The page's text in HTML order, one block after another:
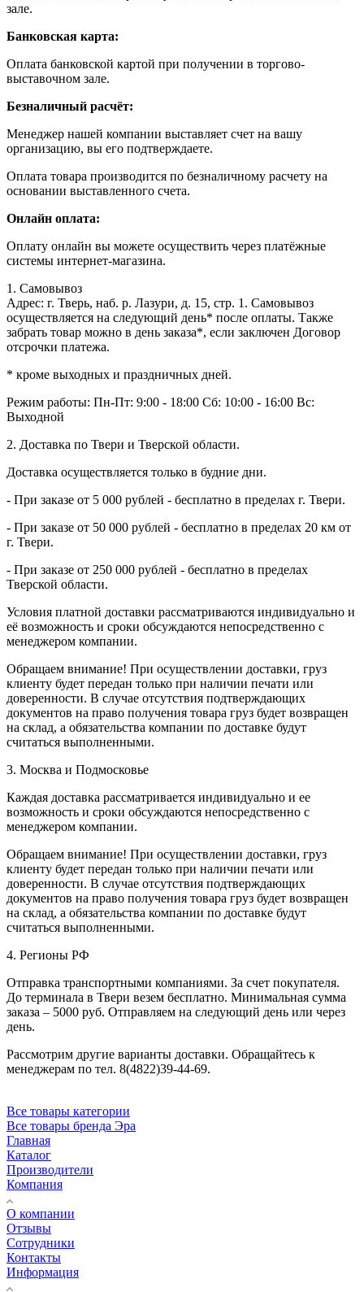
зале.
Банковская карта:
Оплата банковской картой при получении в торгово-
выставочном зале.
Безналичный расчёт:
Менеджер нашей компании выставляет счет на вашу
организацию, вы его подтверждаете.
Оплата товара производится по безналичному расчету на
основании выставленного счета.
Онлайн оплата:
Оплату онлайн вы можете осуществить через платёжные
системы интернет-магазина.
1. Самовывоз
Адрес: г. Тверь, наб. р. Лазури, д. 15, стр. 1. Самовывоз
осуществляется на следующий день* после оплаты. Также
забрать товар можно в день заказа*, если заключен Договор
отсрочки платежа.
* кроме выходных и праздничных дней.
Режим работы: Пн-Пт: 9:00 - 18:00 Сб: 10:00 - 16:00 Вс:
Выходной
2. Доставка по Твери и Тверской области.
Доставка осуществляется только в будние дни.
- При заказе от 5 000 рублей - бесплатно в пределах г. Твери.
- При заказе от 50 000 рублей - бесплатно в пределах 20 км от
г. Твери.
- При заказе от 250 000 рублей - бесплатно в пределах
Тверской области.
Условия платной доставки рассматриваются индивидуально и
её возможность и сроки обсуждаются непосредственно с
менеджером компании.
Обращаем внимание! При осуществлении доставки, груз
клиенту будет передан только при наличии печати или
доверенности. В случае отсутствия подтверждающих
документов на право получения товара груз будет возвращен
на склад, а обязательства компании по доставке будут
считаться выполненными.
3. Москва и Подмосковье
Каждая доставка рассматривается индивидуально и ее
возможность и сроки обсуждаются непосредственно с
менеджером компании.
Обращаем внимание! При осуществлении доставки, груз
клиенту будет передан только при наличии печати или
доверенности. В случае отсутствия подтверждающих
документов на право получения товара груз будет возвращен
на склад, а обязательства компании по доставке будут
считаться выполненными.
4. Регионы РФ
Отправка транспортными компаниями. За счет покупателя.
До терминала в Твери везем бесплатно. Минимальная сумма
заказа – 5000 руб. Отправляем на следующий день или через
день.
Рассмотрим другие варианты доставки. Обращайтесь к
менеджерам по тел. 8(4822)39-44-69.
Все товары категории
Все товары бренда Эра
Главная
Каталог
Производители
Компания
О компании
Отзывы
Сотрудники
Контакты
Информация